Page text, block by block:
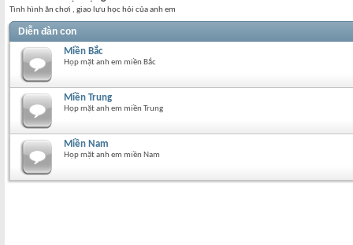
Tình hình ăn chơi , giao lưu học hỏi của anh em
Diễn đàn con
Miền Bắc
Họp mặt anh em miền Bắc
Miền Trung
Họp mặt anh em miền Trung
Miền Nam
Họp mặt anh em miền Nam